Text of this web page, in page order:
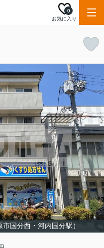
お気に入り
0
国分西・河内国分駅）